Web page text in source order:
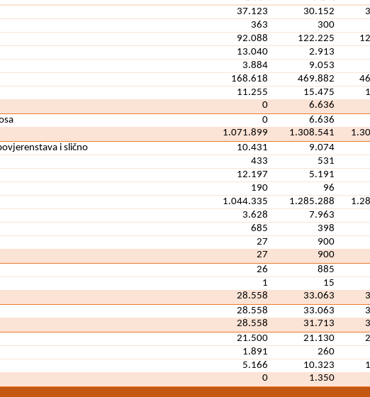
37.123 30.152
363 300
92.088 122.225
13.040 2.913
3.884 9.053
168.618 469.882
11.255 15.475
0 6.636
0 6.636
1.071.899 1.308.541
i slično
10.431 9.074
433 531
12.197 5.191
190 96
1.044.335 1.285.288
3.628 7.963
685 398
27 900
27 900
26 885
1 15
28.558 33.063
28.558 33.063
28.558 31.713
21.500 21.130
1.891 260
5.166 10.323
0 1.350